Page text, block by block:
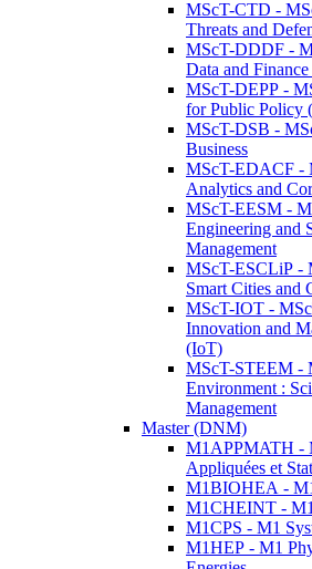
MScT-CTD -
Threats and
MScT-DDDF -
Data and
MScT-DEPP -
for Public Policy
MScT-DSB -
Business
MScT-EDACF -
Analytics and
MScT-EESM -
Engineering and
Management
MScT-ESCLiP -
Smart Cities and
MScT-IOT -
Innovation and
(IoT)
MScT-STEEM -
Environment :
Management
Master (DNM)
M1APPMATH -
Appliquées et
M1BIOHEA -
M1CHEINT -
M1CPS - M1
M1HEP - M1